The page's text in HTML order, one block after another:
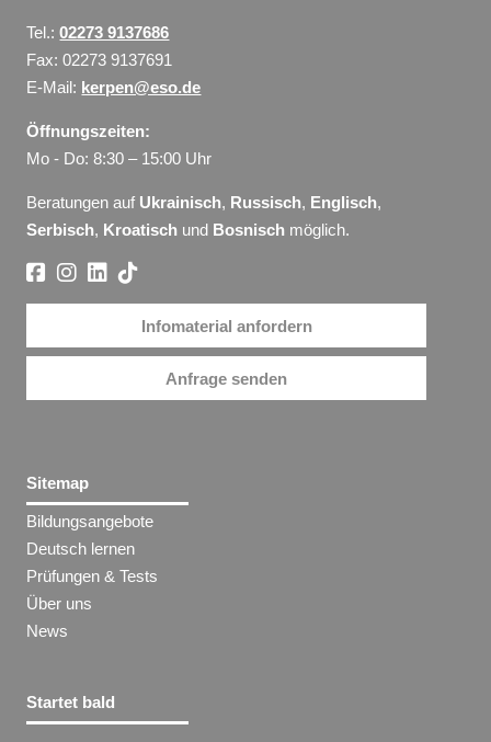
Tel.:02273 9137686
Fax: 02273 9137691
E-Mail: kerpen@eso.de
Öffnungszeiten:
Mo - Do: 8:30 – 15:00 Uhr
Beratungen auf Ukrainisch, Russisch, Englisch,
Serbisch, Kroatisch und Bosnisch möglich.
Infomaterial anfordern
Anfrage senden
Sitemap
Bildungsangebote
Deutsch lernen
Prüfungen & Tests
Über uns
News
Startet bald